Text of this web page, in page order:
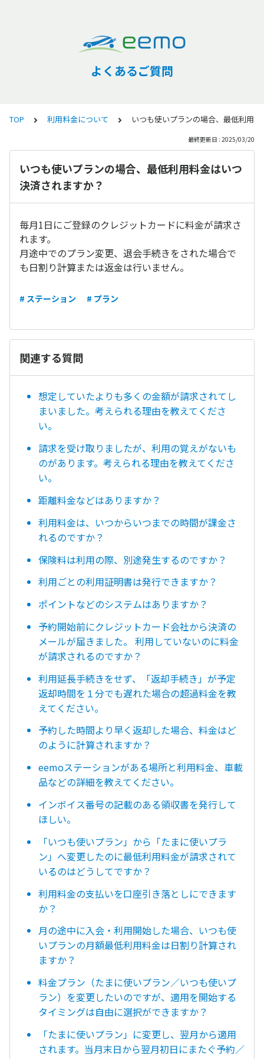
よくあるご質問
TOP 利用料金について いつも使いプランの場合、最低利用
最終更新日 : 2025/03/20
いつも使いプランの場合、最低利用料金はいつ
決済されますか？
毎月1日にご登録のクレジットカードに料金が請求さ
れます。
月途中でのプラン変更、退会手続きをされた場合で
も日割り計算または返金は行いません。
# ステーション # プラン
関連する質問
想定していたよりも多くの金額が請求されてし
まいました。考えられる理由を教えてくださ
い。
請求を受け取りましたが、利用の覚えがないも
のがあります。考えられる理由を教えてくださ
い。
距離料金などはありますか？
利用料金は、いつからいつまでの時間が課金さ
れるのですか？
保険料は利用の際、別途発生するのですか？
利用ごとの利用証明書は発行できますか？
ポイントなどのシステムはありますか？
予約開始前にクレジットカード会社から決済の
メールが届きました。 利用していないのに料金
が請求されるのですか？
利用延長手続きをせず、「返却手続き」が予定
返却時間を１分でも遅れた場合の超過料金を教
えてください。
予約した時間より早く返却した場合、料金はど
のように計算されますか？
eemoステーションがある場所と利用料金、車載
品などの詳細を教えてください。
インボイス番号の記載のある領収書を発行して
ほしい。
「いつも使いプラン」から「たまに使いプラ
ン」へ変更したのに最低利用料金が請求されて
いるのはどうしてですか？
利用料金の支払いを口座引き落としにできます
か？
月の途中に入会・利用開始した場合、いつも使
いプランの月額最低利用料金は日割り計算され
ますか？
料金プラン（たまに使いプラン／いつも使いプ
ラン）を変更したいのですが、適用を開始する
タイミングは自由に選択ができますか？
「たまに使いプラン」に変更し、翌月から適用
されます。当月末日から翌月初日にまたぐ予約／